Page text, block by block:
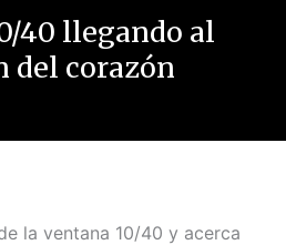
40 llegando al
del corazón
la ventana 10/40 y acerca